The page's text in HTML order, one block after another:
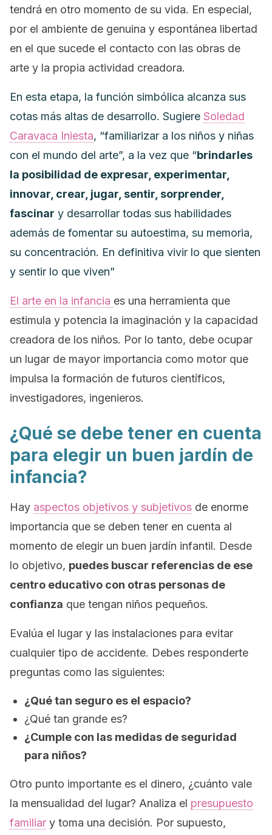
tendrá en otro momento de su vida. En especial,
por el ambiente de genuina y espontánea libertad
en el que sucede el contacto con las obras de
arte y la propia actividad creadora.
En esta etapa, la función simbólica alcanza sus
cotas más altas de desarrollo. Sugiere Soledad
Caravaca Iniesta, “familiarizar a los niños y niñas
con el mundo del arte”, a la vez que “brindarles
la posibilidad de expresar, experimentar,
innovar, crear, jugar, sentir, sorprender,
fascinar y desarrollar todas sus habilidades
además de fomentar su autoestima, su memoria,
su concentración. En definitiva vivir lo que sienten
y sentir lo que viven”
El arte en la infancia es una herramienta que
estimula y potencia la imaginación y la capacidad
creadora de los niños. Por lo tanto, debe ocupar
un lugar de mayor importancia como motor que
impulsa la formación de futuros científicos,
investigadores, ingenieros.
¿Qué se debe tener en cuenta
para elegir un buen jardín de
infancia?
Hay aspectos objetivos y subjetivos de enorme
importancia que se deben tener en cuenta al
momento de elegir un buen jardín infantil. Desde
lo objetivo, puedes buscar referencias de ese
centro educativo con otras personas de
confianza que tengan niños pequeños.
Evalúa el lugar y las instalaciones para evitar
cualquier tipo de accidente. Debes responderte
preguntas como las siguientes:
¿Qué tan seguro es el espacio?
¿Qué tan grande es?
¿Cumple con las medidas de seguridad
para niños?
Otro punto importante es el dinero, ¿cuánto vale
la mensualidad del lugar? Analiza el presupuesto
familiar y toma una decisión. Por supuesto,